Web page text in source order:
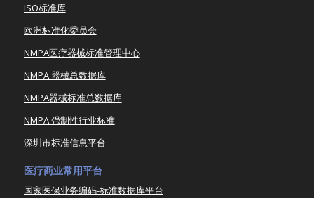
ISO标准库
欧洲标准化委员会
NMPA医疗器械标准管理中心
NMPA 器械总数据库
NMPA器械标准总数据库
NMPA 强制性行业标准
深圳市标准信息平台
医疗商业常用平台
国家医保业务编码-标准数据库平台